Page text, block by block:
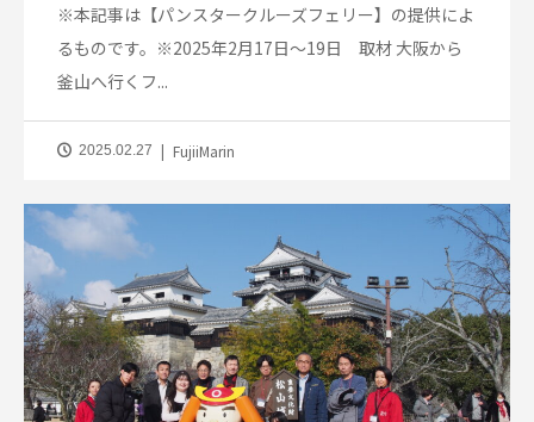
※本記事は【パンスタークルーズフェリー】の提供によ
るものです。※2025年2月17日～19日 取材 大阪から
釜山へ行くフ...
2025.02.27 FujiiMarin